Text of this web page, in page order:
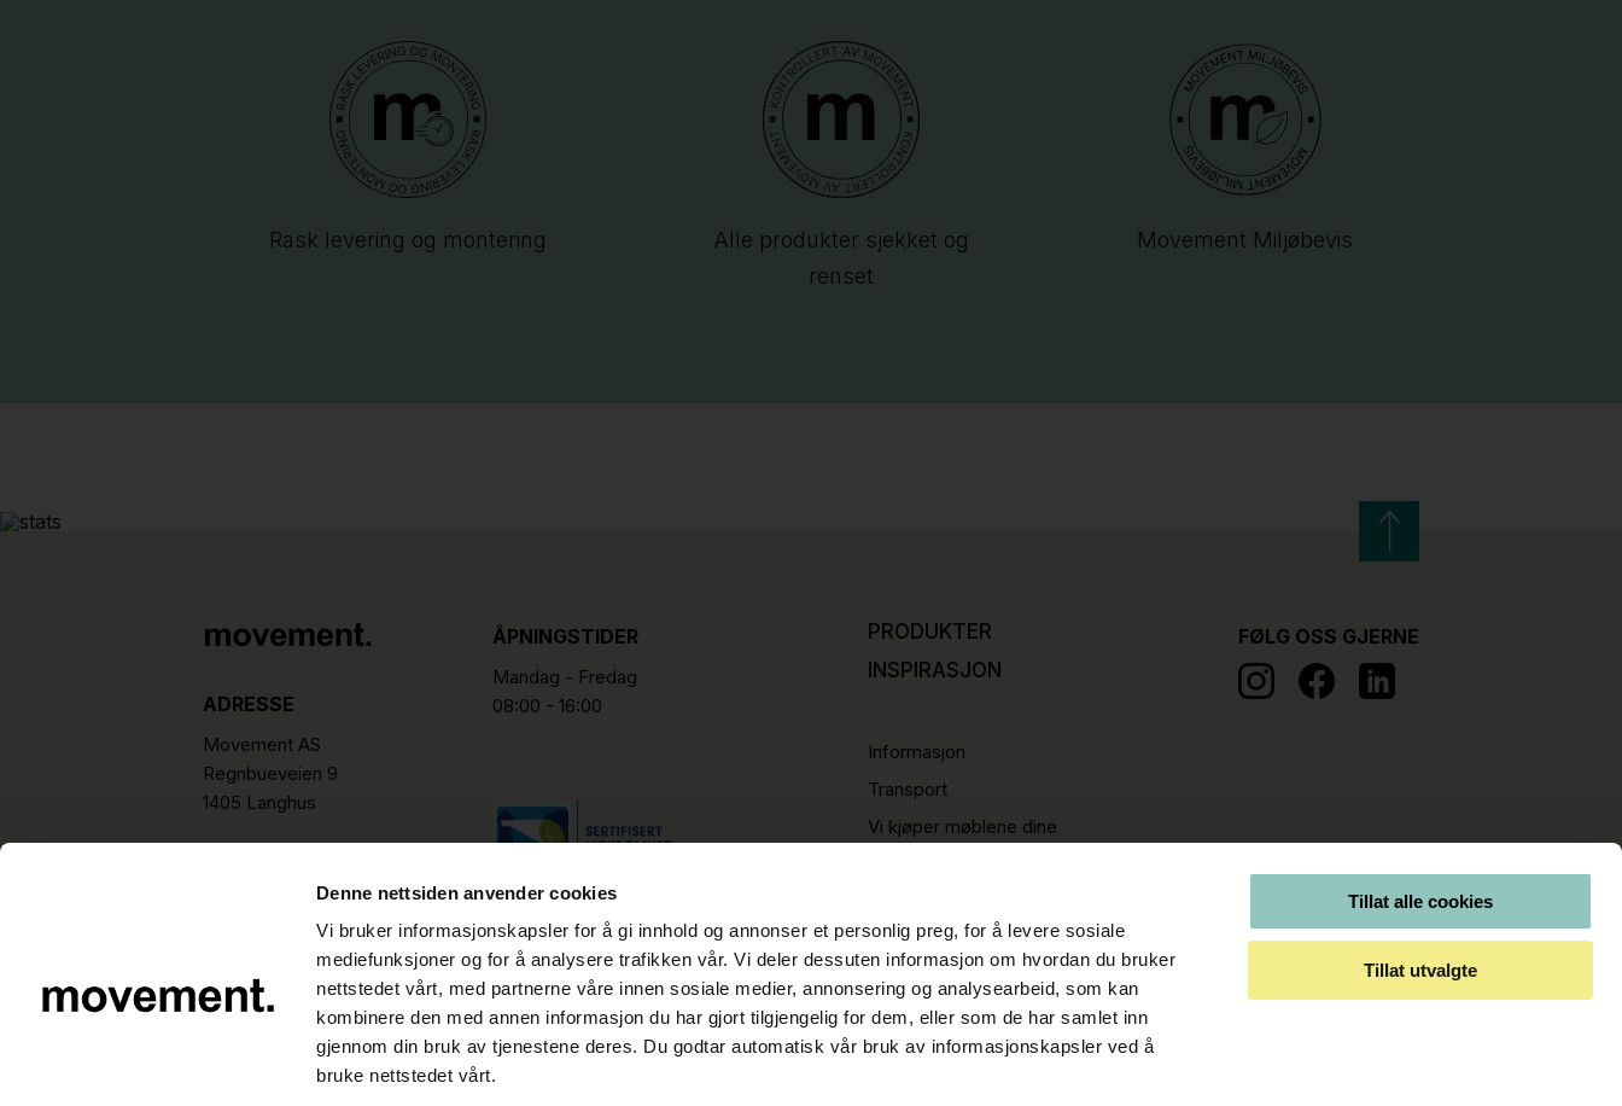
Denne nettsiden anvender cookies
Vi bruker informasjonskapsler for å gi innhold og annonser et personlig preg, for å levere sosiale
mediefunksjoner og for å analysere trafikken vår. Vi deler dessuten informasjon om hvordan du bruker
nettstedet vårt, med partnerne våre innen sosiale medier, annonsering og analysearbeid, som kan
kombinere den med annen informasjon du har gjort tilgjengelig for dem, eller som de har samlet inn
gjennom din bruk av tjenestene deres. Du godtar automatisk vår bruk av informasjonskapsler ved å
bruke nettstedet vårt.
Tillat alle cookies
Tillat utvalgte
Rask levering og montering
Alle produkter sjekket og
renset
Movement Miljøbevis
ADRESSE
Movement AS
Regnbueveien 9
1405 Langhus
hello@movement.as
ÅPNINGSTIDER
Mandag - Fredag
08:00 - 16:00
PRODUKTER
INSPIRASJON
Informasjon
Transport
Vi kjøper møblene dine
FØLG OSS GJERNE